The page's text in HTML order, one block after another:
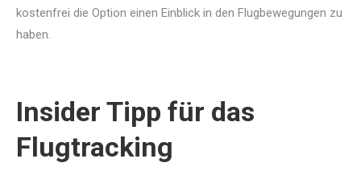
kostenfrei die Option einen Einblick in den Flugbewegungen zu
haben.
Insider Tipp für das
Flugtracking